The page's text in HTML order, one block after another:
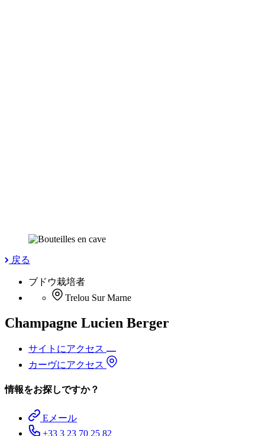
戻る
ブドウ栽培者
Trelou Sur Marne
Champagne Lucien Berger
サイトにアクセス
カーヴにアクセス
情報をお探しですか？
Eメール
+33 3 23 70 25 82